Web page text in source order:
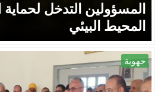
المسؤولين التدخل
المحيط البيئي
جهوية